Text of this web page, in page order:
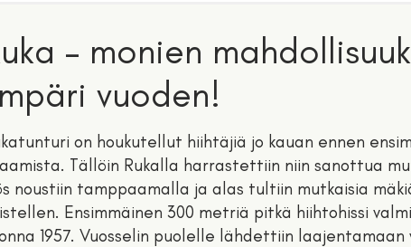
– monien
vuoden!
on houkutellut hiihtäjiä jo kauan ennen
Tällöin Rukalla harrastettiin niin sanottua
noustiin tamppaamalla ja alas tultiin mutkaisia
Ensimmäinen 300 metriä pitkä hiihtohissi
1957. Vuosselin puolelle lähdettiin laajentamaan